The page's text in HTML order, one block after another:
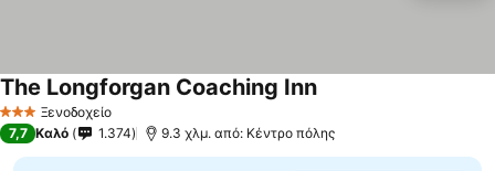
3 ΑστέριαΞενοδοχείο
The Longforgan Coaching InnΕμφάνιση τιμών
7,7 Καλό 1.374 9.3 χλμ. από: Κέντρο πόλης